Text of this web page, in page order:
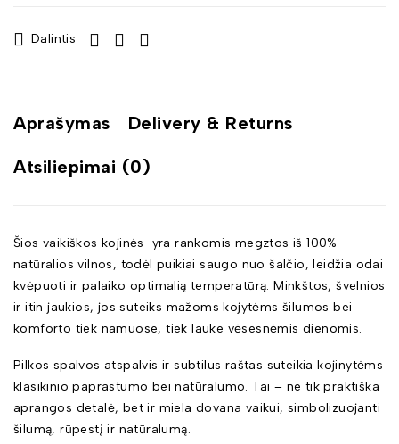
Dalintis
Aprašymas Delivery & Returns
Atsiliepimai (0)
Šios vaikiškos kojinės yra rankomis megztos iš 100%
natūralios vilnos, todėl puikiai saugo nuo šalčio, leidžia odai
kvėpuoti ir palaiko optimalią temperatūrą. Minkštos, švelnios
ir itin jaukios, jos suteiks mažoms kojytėms šilumos bei
komforto tiek namuose, tiek lauke vėsesnėmis dienomis.
Pilkos spalvos atspalvis ir subtilus raštas suteikia kojinytėms
klasikinio paprastumo bei natūralumo. Tai – ne tik praktiška
aprangos detalė, bet ir miela dovana vaikui, simbolizuojanti
šilumą, rūpestį ir natūralumą.